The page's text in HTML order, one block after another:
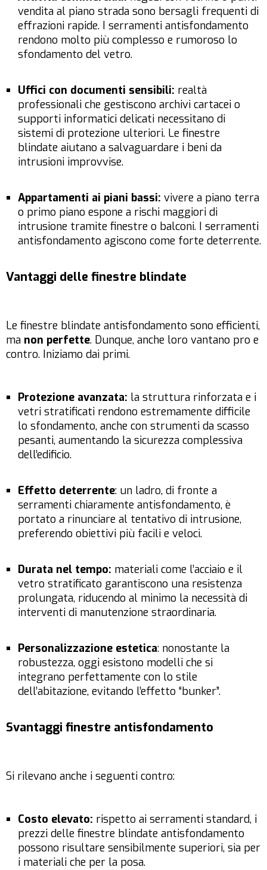
vendita al piano strada sono bersagli frequenti di
effrazioni rapide. I serramenti antisfondamento
rendono molto più complesso e rumoroso lo
sfondamento del vetro.
Uffici con documenti sensibili: realtà
professionali che gestiscono archivi cartacei o
supporti informatici delicati necessitano di
sistemi di protezione ulteriori. Le finestre
blindate aiutano a salvaguardare i beni da
intrusioni improvvise.
Appartamenti ai piani bassi: vivere a piano terra
o primo piano espone a rischi maggiori di
intrusione tramite finestre o balconi. I serramenti
antisfondamento agiscono come forte deterrente.
Vantaggi delle finestre blindate
Le finestre blindate antisfondamento sono efficienti,
ma non perfette. Dunque, anche loro vantano pro e
contro. Iniziamo dai primi.
Protezione avanzata: la struttura rinforzata e i
vetri stratificati rendono estremamente difficile
lo sfondamento, anche con strumenti da scasso
pesanti, aumentando la sicurezza complessiva
dell’edificio.
Effetto deterrente: un ladro, di fronte a
serramenti chiaramente antisfondamento, è
portato a rinunciare al tentativo di intrusione,
preferendo obiettivi più facili e veloci.
Durata nel tempo: materiali come l’acciaio e il
vetro stratificato garantiscono una resistenza
prolungata, riducendo al minimo la necessità di
interventi di manutenzione straordinaria.
Personalizzazione estetica: nonostante la
robustezza, oggi esistono modelli che si
integrano perfettamente con lo stile
dell’abitazione, evitando l’effetto “bunker”.
Svantaggi finestre antisfondamento
Si rilevano anche i seguenti contro:
Costo elevato: rispetto ai serramenti standard, i
prezzi delle finestre blindate antisfondamento
possono risultare sensibilmente superiori, sia per
i materiali che per la posa.